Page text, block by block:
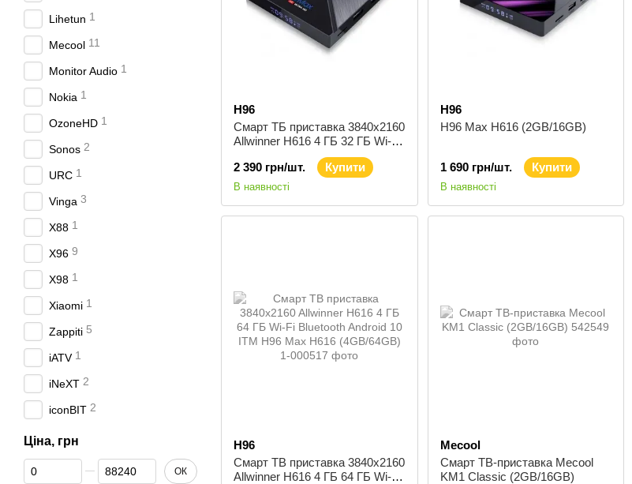
H96
Смарт ТБ приставка 3840x2160
Allwinner H616 4 ГБ 32 ГБ Wi-Fi
Bluetooth Android 10 ITM H96
Max H616 (4GB/32GB)
2 390 грн/шт. Купити
В наявності
H96
H96 Max H616 (2GB/16GB)
1 690 грн/шт. Купити
В наявності
H96
Смарт ТВ приставка 3840x2160
Allwinner H616 4 ГБ 64 ГБ Wi-Fi
Mecool
Смарт ТВ-приставка Mecool
KM1 Classic (2GB/16GB)
Lihetun 1
Mecool 11
Monitor Audio 1
Nokia 1
OzoneHD 1
Sonos 2
URC 1
Vinga 3
X88 1
X96 9
X98 1
Xiaomi 1
Zappiti 5
iATV 1
iNeXT 2
iconBIT 2
Ціна, грн
Від Ціна, грн
До Ціна, грн ОК